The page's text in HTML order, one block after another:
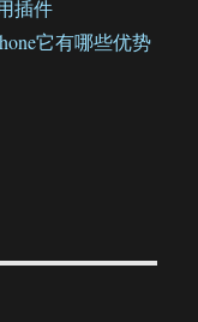
插件
它有哪些优势